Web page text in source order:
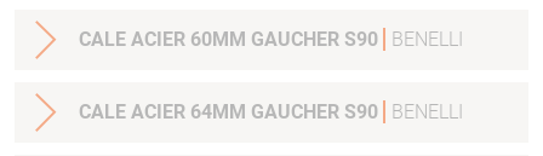
CALE ACIER 60MM GAUCHER S90 BENELLI
CALE ACIER 64MM GAUCHER S90 BENELLI